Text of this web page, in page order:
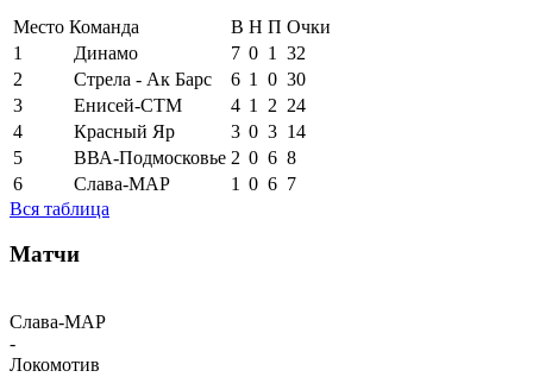
Место Команда В Н П Очки
1
Динамо 7 0 1
32
2
Стрела - Ак Барс 6 1 0 30
3
Енисей-СТМ 4 1 2 24
4
Красный Яр 3 0 3 14
5
ВВА-Подмосковье 2 0 6 8
6
Слава-МАР 1 0 6 7
Вся таблица
Матчи
Слава-МАР
-
Локомотив